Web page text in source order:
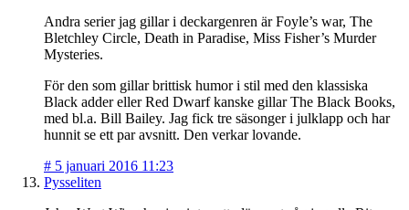
Andra serier jag gillar i deckargenren är Foyle’s war, The
Bletchley Circle, Death in Paradise, Miss Fisher’s Murder
Mysteries.
För den som gillar brittisk humor i stil med den klassiska
Black adder eller Red Dwarf kanske gillar The Black Books,
med bl.a. Bill Bailey. Jag fick tre säsonger i julklapp och har
hunnit se ett par avsnitt. Den verkar lovande.
# 5 januari 2016 11:23
Pysseliten